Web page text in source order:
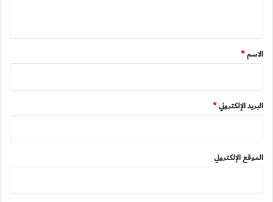
*
الاسم*
البريد الإلكتروني*
الموقع الإلكتروني